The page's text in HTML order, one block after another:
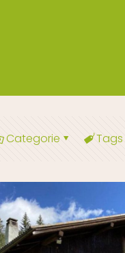
Categorie Tags